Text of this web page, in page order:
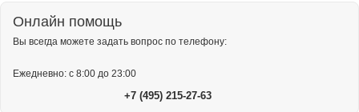
Онлайн помощь
Вы всегда можете задать вопрос по телефону:
Ежедневно: с 8:00 до 23:00
+7 (495) 215-27-63